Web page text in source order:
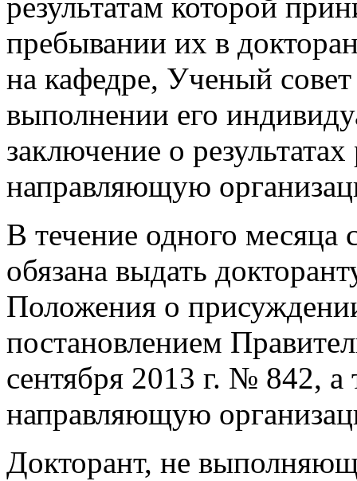
пребывании их в
на кафедре, Ученый
выполнении его
заключение о
направляющую
В течение одного месяца
обязана выдать
Положения о
постановлением
сентября 2013 г. № 842,
направляющую
Докторант, не